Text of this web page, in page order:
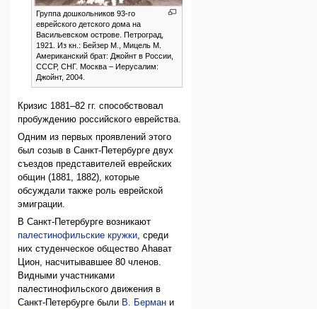
Группа дошкольников 93-го
еврейского детского дома на
Васильевском острове. Петроград,
1921. Из кн.: Бейзер М., Мицель М.
Американский брат: Джойнт в России,
СССР, СНГ. Москва – Иерусалим:
Джойнт, 2004.
Кризис 1881–82 гг. способствовал
пробуждению российского еврейства.
Одним из первых проявлений этого
был созыв в Санкт-Петербурге двух
съездов представителей еврейских
общин (1881, 1882), которые
обсуждали также роль еврейской
эмиграции.
В Санкт-Петербурге возникают
палестинофильские кружки, среди
них студенческое общество Аhават
Цион, насчитывавшее 80 членов.
Видными участниками
палестинофильского движения в
Санкт-Петербурге были В. Берман и